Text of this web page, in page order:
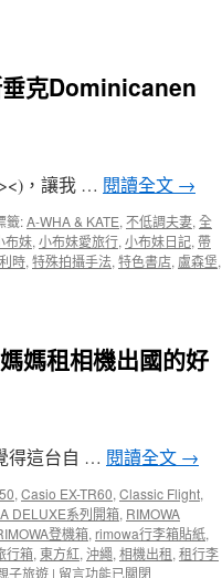
垂克Dominicanen
，讓我 … 閱讀全文 →
籤:A-WHA & KATE, 不低調夫妻, 全
布妹, 小布妹愛旅行, 小布妹日記, 帶
時, 特殊拍攝手法, 特色書店, 盧森堡,
媽租相機出國的好
得這台自 … 閱讀全文 →
, Casio EX-TR60, Classic Flight,
DELUXE系列開箱, RIMOWA
登機箱, rimowa行李箱貼紙,
行箱, 東方紅, 沖繩, 相機出租, 租行李
子旅遊 | 在
留言功能已關閉